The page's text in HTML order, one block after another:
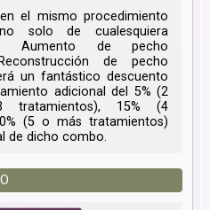
el mismo procedimiento
solo de cualesquiera
Aumento de pecho
de pecho
un fantástico descuento
adicional del 5% (2
tratamientos), 15% (4
(5 o más tratamientos)
de dicho combo.